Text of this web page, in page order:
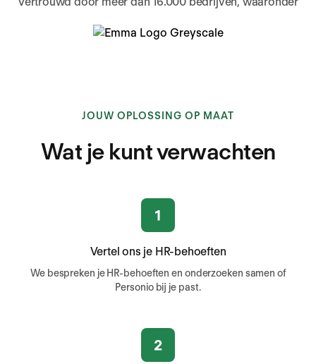
JOUW OPLOSSING OP MAAT
Wat je kunt verwachten
Vertel ons je HR-behoeften
We bespreken je HR-behoeften en onderzoeken samen of
Personio bij je past.